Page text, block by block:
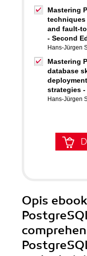
Mastering
techniques
and fault-
- Second
Hans-Jürgen
Mastering
database
strategies
Hans-Jürgen
Opis